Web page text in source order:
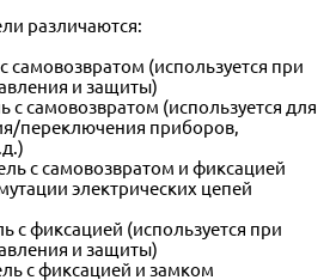
различаются:
самовозвратом (используется при
и защиты)
самовозвратом (используется для
переключения приборов,
с самовозвратом и фиксацией
электрических цепей
фиксацией (используется при
и защиты)
с фиксацией и замком